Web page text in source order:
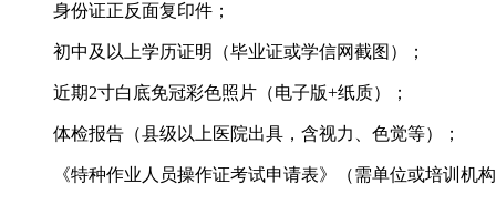
身份证正反面复印件；
初中及以上学历证明（毕业证或学信网截图）；
近期‌2寸白底免冠彩色照片‌（电子版+纸质）；
体检报告（县级以上医院出具，含视力、色觉等）‌‌；
《特种作业人员操作证考试申请表》（需单位或培训机构